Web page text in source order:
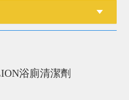
浴廁清潔劑